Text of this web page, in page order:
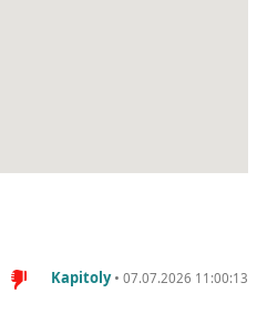
Kapitoly• 07.07.2026 11:00:13